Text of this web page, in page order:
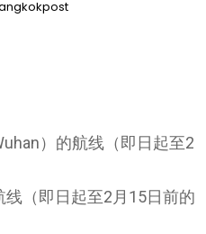
）的航线（即日起至2
线（即日起至2月15日前的